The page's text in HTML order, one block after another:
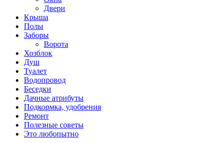
Двери
Крыша
Полы
Заборы
Ворота
Хозблок
Душ
Туалет
Водопровод
Беседки
Дачные атрибуты
Подкормка, удобрения
Ремонт
Полезные советы
Это любопытно